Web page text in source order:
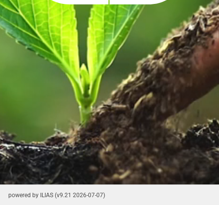
powered by ILIAS (v9.21 2026-07-07)